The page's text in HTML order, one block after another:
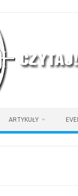
ARTYKUŁY